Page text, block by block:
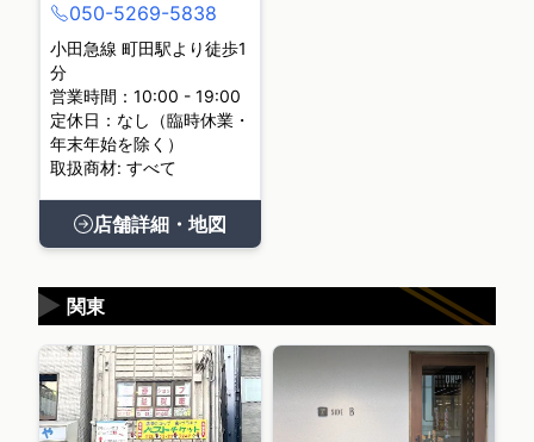
050-5269-5838
小田急線 町田駅より徒歩1
分
営業時間：10:00 - 19:00
定休日：なし（臨時休業・
年末年始を除く）
取扱商材: すべて
店舗詳細・地図
関東
▶